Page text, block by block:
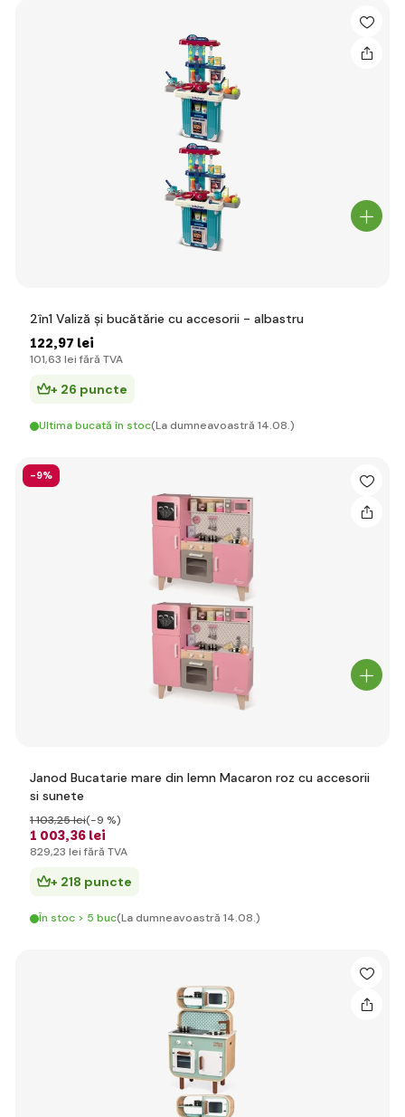
2în1 Valiză și bucătărie cu accesorii - albastru
122,97 lei
101,63 lei fără TVA
+ 26 puncte
Ultima bucată în stoc(La dumneavoastră 14.08.)
-9%
Janod Bucatarie mare din lemn Macaron roz cu accesorii
si sunete
1 003,36 lei
1 103,25 lei(-9 %)
829,23 lei fără TVA
+ 218 puncte
În stoc > 5 buc(La dumneavoastră 14.08.)